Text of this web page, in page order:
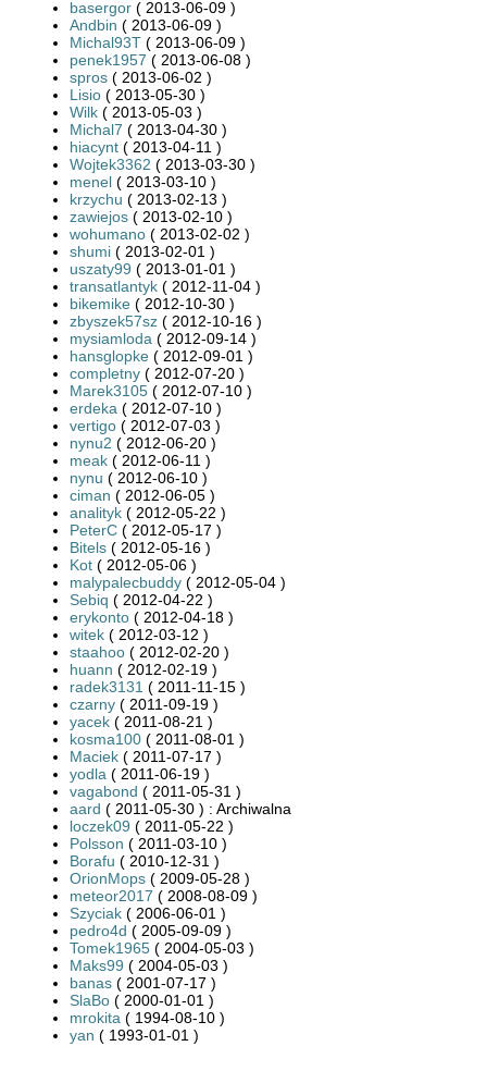
basergor ( 2013-06-09 )
Andbin ( 2013-06-09 )
Michal93T ( 2013-06-09 )
penek1957 ( 2013-06-08 )
spros ( 2013-06-02 )
Lisio ( 2013-05-30 )
Wilk ( 2013-05-03 )
Michal7 ( 2013-04-30 )
hiacynt ( 2013-04-11 )
Wojtek3362 ( 2013-03-30 )
menel ( 2013-03-10 )
krzychu ( 2013-02-13 )
zawiejos ( 2013-02-10 )
wohumano ( 2013-02-02 )
shumi ( 2013-02-01 )
uszaty99 ( 2013-01-01 )
transatlantyk ( 2012-11-04 )
bikemike ( 2012-10-30 )
zbyszek57sz ( 2012-10-16 )
mysiamloda ( 2012-09-14 )
hansglopke ( 2012-09-01 )
completny ( 2012-07-20 )
Marek3105 ( 2012-07-10 )
erdeka ( 2012-07-10 )
vertigo ( 2012-07-03 )
nynu2 ( 2012-06-20 )
meak ( 2012-06-11 )
nynu ( 2012-06-10 )
ciman ( 2012-06-05 )
analityk ( 2012-05-22 )
PeterC ( 2012-05-17 )
Bitels ( 2012-05-16 )
Kot ( 2012-05-06 )
malypalecbuddy ( 2012-05-04 )
Sebiq ( 2012-04-22 )
erykonto ( 2012-04-18 )
witek ( 2012-03-12 )
staahoo ( 2012-02-20 )
huann ( 2012-02-19 )
radek3131 ( 2011-11-15 )
czarny ( 2011-09-19 )
yacek ( 2011-08-21 )
kosma100 ( 2011-08-01 )
Maciek ( 2011-07-17 )
yodla ( 2011-06-19 )
vagabond ( 2011-05-31 )
aard ( 2011-05-30 ) : Archiwalna
loczek09 ( 2011-05-22 )
Polsson ( 2011-03-10 )
Borafu ( 2010-12-31 )
OrionMops ( 2009-05-28 )
meteor2017 ( 2008-08-09 )
Szyciak ( 2006-06-01 )
pedro4d ( 2005-09-09 )
Tomek1965 ( 2004-05-03 )
Maks99 ( 2004-05-03 )
banas ( 2001-07-17 )
SlaBo ( 2000-01-01 )
mrokita ( 1994-08-10 )
yan ( 1993-01-01 )